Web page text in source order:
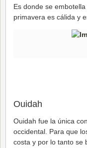
Es donde se
primavera es cálida y
Ouidah
Ouidah fue la única
occidental. Para que
costa y por lo tanto se